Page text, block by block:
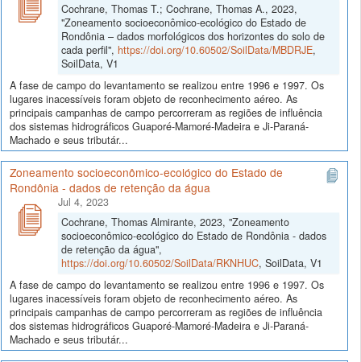
Cochrane, Thomas T.; Cochrane, Thomas A., 2023,
"Zoneamento socioeconômico-ecológico do Estado de
Rondônia – dados morfológicos dos horizontes do solo de
cada perfil", https://doi.org/10.60502/SoilData/MBDRJE,
SoilData, V1
A fase de campo do levantamento se realizou entre 1996 e 1997. Os
lugares inacessíveis foram objeto de reconhecimento aéreo. As
principais campanhas de campo percorreram as regiões de influência
dos sistemas hidrográficos Guaporé-Mamoré-Madeira e Ji-Paraná-
Machado e seus tributár...
Zoneamento socioeconômico-ecológico do Estado de
Rondônia - dados de retenção da água
Jul 4, 2023
Cochrane, Thomas Almirante, 2023, "Zoneamento
socioeconômico-ecológico do Estado de Rondônia - dados
de retenção da água",
https://doi.org/10.60502/SoilData/RKNHUC, SoilData, V1
A fase de campo do levantamento se realizou entre 1996 e 1997. Os
lugares inacessíveis foram objeto de reconhecimento aéreo. As
principais campanhas de campo percorreram as regiões de influência
dos sistemas hidrográficos Guaporé-Mamoré-Madeira e Ji-Paraná-
Machado e seus tributár...